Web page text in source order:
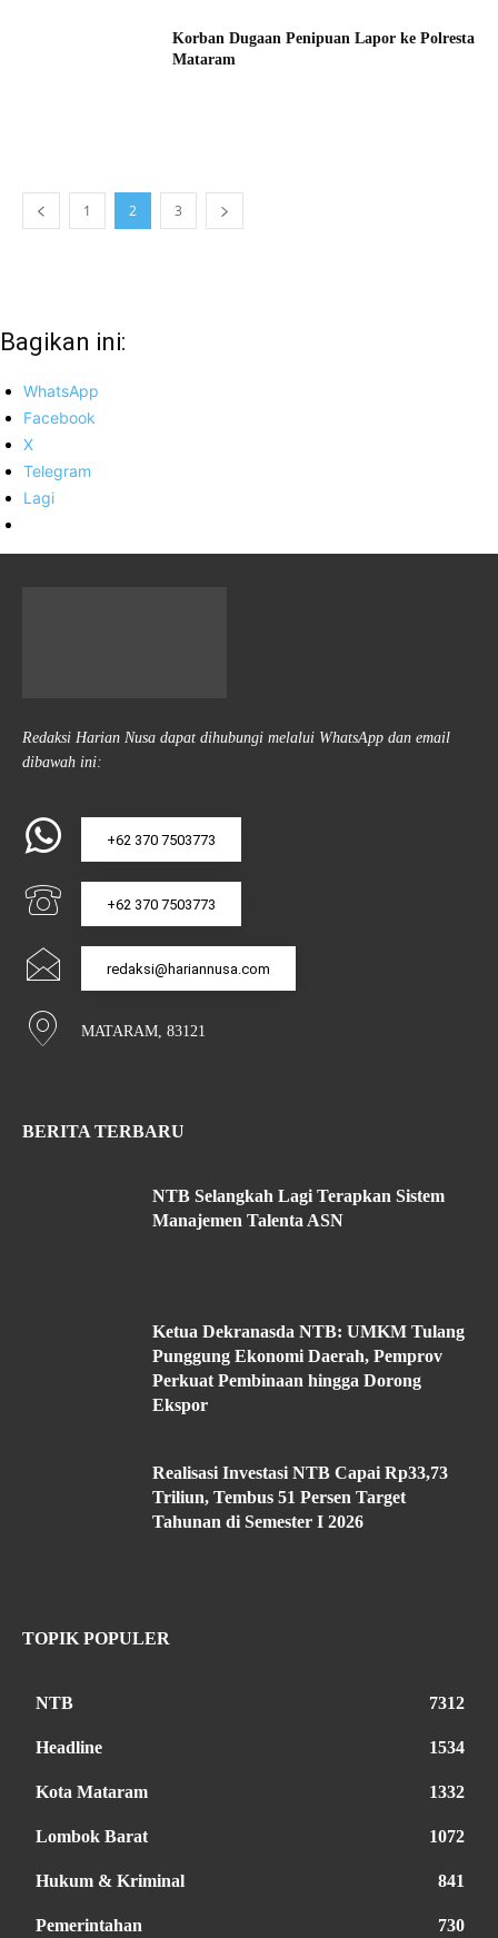
Korban Dugaan Penipuan Lapor ke Polresta
Mataram
1 2 3
Bagikan ini:
WhatsApp
Facebook
X
Telegram
Lagi
Redaksi Harian Nusa dapat dihubungi melalui WhatsApp dan email
dibawah ini:
+62 370 7503773
+62 370 7503773
redaksi@hariannusa.com
MATARAM, 83121
BERITA TERBARU
NTB Selangkah Lagi Terapkan Sistem
Manajemen Talenta ASN
Ketua Dekranasda NTB: UMKM Tulang
Punggung Ekonomi Daerah, Pemprov
Perkuat Pembinaan hingga Dorong
Ekspor
Realisasi Investasi NTB Capai Rp33,73
Triliun, Tembus 51 Persen Target
Tahunan di Semester I 2026
TOPIK POPULER
NTB 7312
Headline 1534
Kota Mataram 1332
Lombok Barat 1072
Hukum & Kriminal 841
Pemerintahan 730